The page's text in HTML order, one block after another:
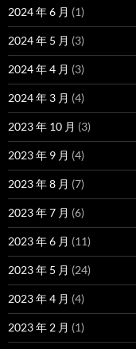
2024 年 6 月 (1)
2024 年 5 月 (3)
2024 年 4 月 (3)
2024 年 3 月 (4)
2023 年 10 月 (3)
2023 年 9 月 (4)
2023 年 8 月 (7)
2023 年 7 月 (6)
2023 年 6 月 (11)
2023 年 5 月 (24)
2023 年 4 月 (4)
2023 年 2 月 (1)